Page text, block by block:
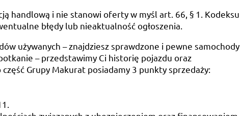
handlową i nie stanowi oferty w myśl art. 66, § 1. Kodeksu
błędy lub nieaktualność ogłoszenia.
używanych – znajdziesz sprawdzone i pewne samochody
– przedstawimy Ci historię pojazdu oraz
Grupy Makurat posiadamy 3 punkty sprzedaży: